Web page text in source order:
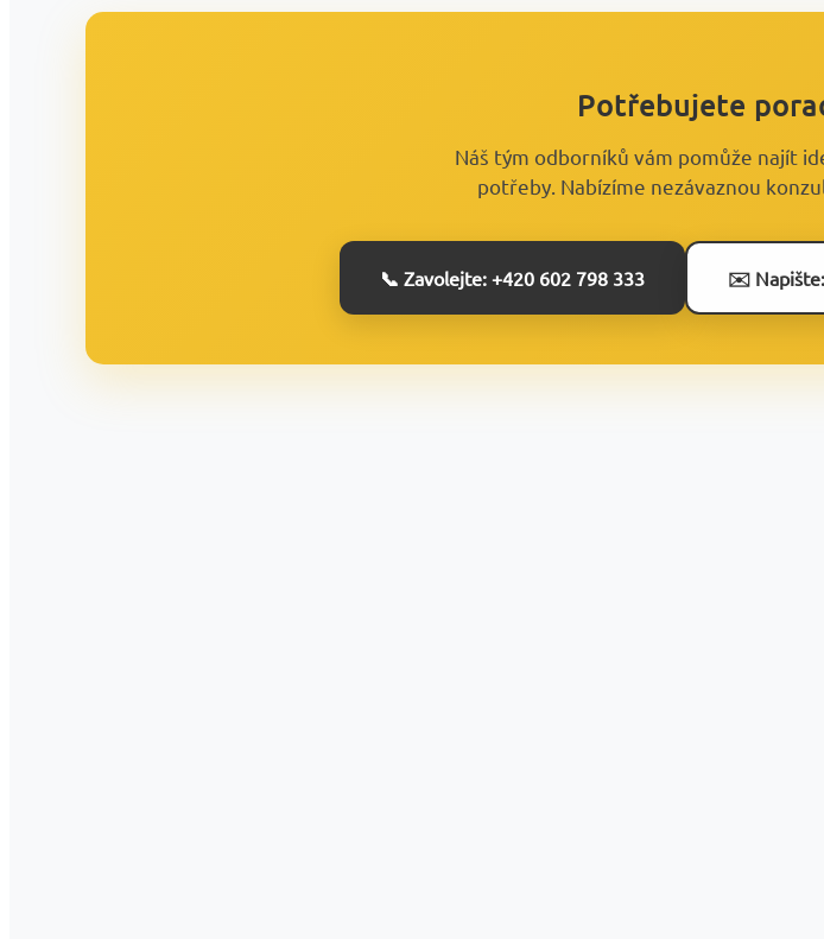
Potřebujete
Náš tým odborníků vám pomůže najít
potřeby. Nabízíme nezávaznou
📞 Zavolejte: +420 602 798 333 ✉️